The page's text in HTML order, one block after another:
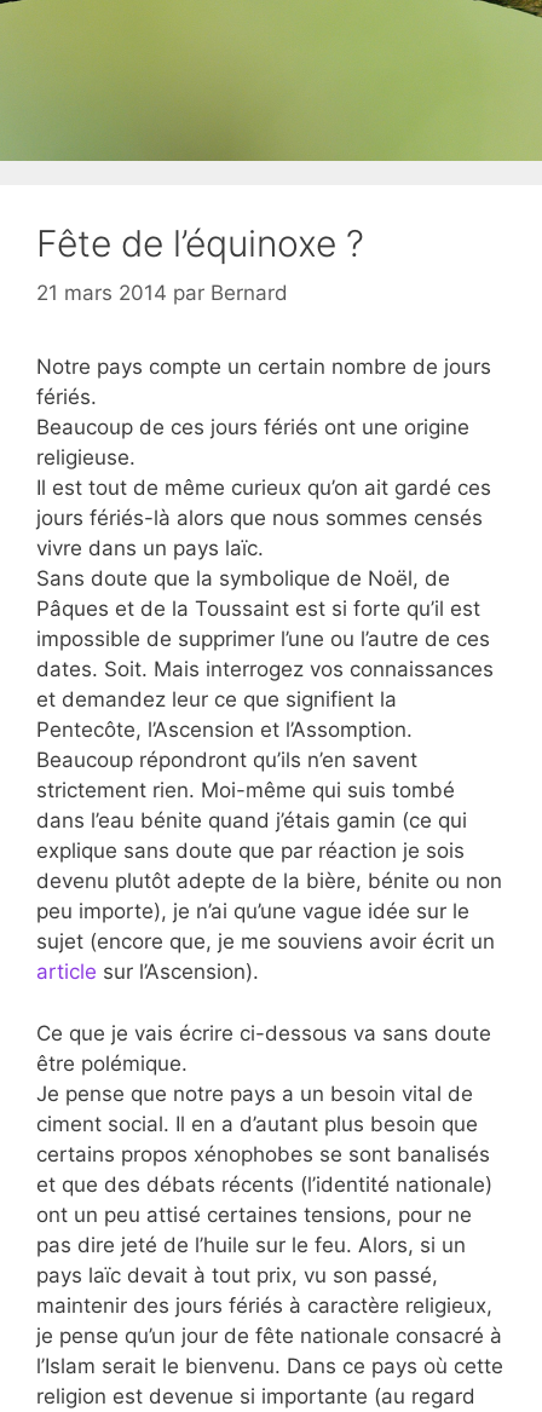
Fête de l’équinoxe ?
21 mars 2014 par Bernard
Notre pays compte un certain nombre de jours
fériés.
Beaucoup de ces jours fériés ont une origine
religieuse.
Il est tout de même curieux qu’on ait gardé ces
jours fériés-là alors que nous sommes censés
vivre dans un pays laïc.
Sans doute que la symbolique de Noël, de
Pâques et de la Toussaint est si forte qu’il est
impossible de supprimer l’une ou l’autre de ces
dates. Soit. Mais interrogez vos connaissances
et demandez leur ce que signifient la
Pentecôte, l’Ascension et l’Assomption.
Beaucoup répondront qu’ils n’en savent
strictement rien. Moi-même qui suis tombé
dans l’eau bénite quand j’étais gamin (ce qui
explique sans doute que par réaction je sois
devenu plutôt adepte de la bière, bénite ou non
peu importe), je n’ai qu’une vague idée sur le
sujet (encore que, je me souviens avoir écrit un
article sur l’Ascension).
Ce que je vais écrire ci-dessous va sans doute
être polémique.
Je pense que notre pays a un besoin vital de
ciment social. Il en a d’autant plus besoin que
certains propos xénophobes se sont banalisés
et que des débats récents (l’identité nationale)
ont un peu attisé certaines tensions, pour ne
pas dire jeté de l’huile sur le feu. Alors, si un
pays laïc devait à tout prix, vu son passé,
maintenir des jours fériés à caractère religieux,
je pense qu’un jour de fête nationale consacré à
l’Islam serait le bienvenu. Dans ce pays où cette
religion est devenue si importante (au regard